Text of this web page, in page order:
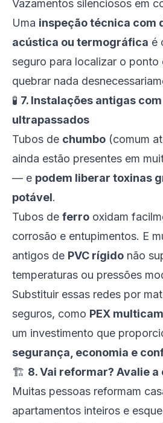
Vazamentos silenciosos em
Uma inspeção técnica com
acústica ou termográfica é
seguro para localizar o ponto
quebrar nada
🧪 7. Instalações antigas
ultrapassados
Tubos de chumbo (comum
ainda estão presentes em
— e podem liberar toxinas
potável.
Tubos de ferro oxidam
corrosão e entupimentos. E
antigos de PVC rígido não
temperaturas ou pressões
Substituir essas redes por
seguros, como PEX
um investimento que
segurança, economia e
🏗️ 8. Vai reformar? Avalie
Muitas pessoas reformam
apartamentos inteiros e